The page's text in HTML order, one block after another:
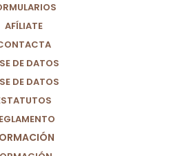
AFÍLIATE
DE DATOS
DE DATOS